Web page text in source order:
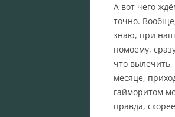
А вот чего
точно.
знаю, при
помоему,
что
месяце,
гайморитом
правда,